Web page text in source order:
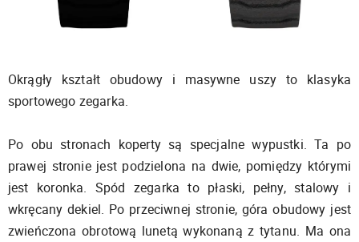
Okrągły kształt obudowy i masywne uszy to klasyka
sportowego zegarka.
Po obu stronach koperty są specjalne wypustki. Ta po
prawej stronie jest podzielona na dwie, pomiędzy którymi
jest koronka. Spód zegarka to płaski, pełny, stalowy i
wkręcany dekiel. Po przeciwnej stronie, góra obudowy jest
zwieńczona obrotową lunetą wykonaną z tytanu. Ma ona